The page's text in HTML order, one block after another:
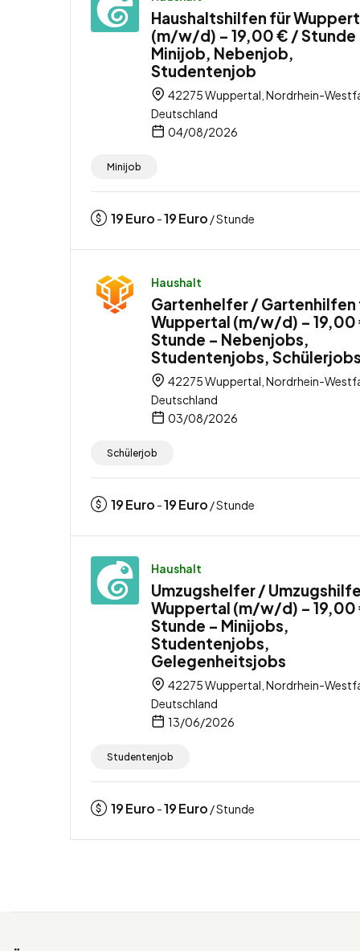
Haushaltshilfen für
(m/w/d) – 19,00 € / Stunde
Minijob, Nebenjob,
Studentenjob
42275 Wuppertal, Nordrhein-
Deutschland
04/08/2026
Minijob
19Euro -19Euro / Stunde
Haushalt
Gartenhelfer / Gartenhilfen
Wuppertal (m/w/d) –
Stunde – Nebenjobs,
Studentenjobs, Schülerjobs
42275 Wuppertal, Nordrhein-
Deutschland
03/08/2026
Schülerjob
19Euro -19Euro / Stunde
Haushalt
Umzugshelfer /
Wuppertal (m/w/d) –
Stunde – Minijobs,
Studentenjobs,
Gelegenheitsjobs
42275 Wuppertal, Nordrhein-
Deutschland
13/06/2026
Studentenjob
19Euro -19Euro / Stunde